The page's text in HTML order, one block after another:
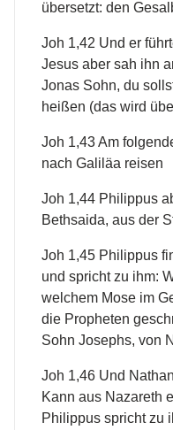
übersetzt: den
Joh 1,42 Und er
Jesus aber sah ihn
Jonas Sohn, du
heißen (das wird
Joh 1,43 Am
nach Galiläa reisen
Joh 1,44 Philippus
Bethsaida, aus der
Joh 1,45 Philippus
und spricht zu ihm:
welchem Mose im
die Propheten
Sohn Josephs, von
Joh 1,46 Und
Kann aus Nazareth
Philippus spricht zu